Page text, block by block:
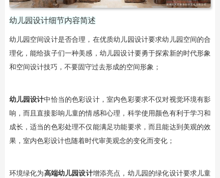
幼儿园设计细节内容简述
幼儿园空间设计是否合理，在优质幼儿园设计要求幼儿园空间的合
理化，能给孩子们一种美感，幼儿园设计要勇于探索新的时代形象
和空间设计技巧，不要固守过去形成的空间形象；
幼儿园设计中恰当的色彩设计，室内色彩要求不仅对视觉环境有影
响，而且直接影响儿童的情感和心理，科学使用颜色有利于学习和
成长，适当的色彩处理不仅能满足功能要求，而且能达到美观的效
果，室内色彩设计也随着时代审美观念的变化而变化；
​环境绿化为高端幼儿园设计增添亮点，幼儿园的绿化设计要求儿童